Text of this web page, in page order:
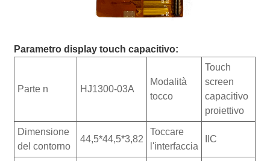
Parametro display touch capacitivo:
Parte n HJ1300-03A
Modalità
tocco
Touch
screen
capacitivo
proiettivo
Dimensione
del contorno
44,5*44,5*3,82
Toccare
l'interfaccia
IIC